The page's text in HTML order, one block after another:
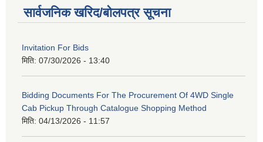
सार्वजनिक खरिद/बोलपत्र सूचना
Invitation For Bids
मिति: 07/30/2026 - 13:40
Bidding Documents For The Procurement Of 4WD Single
Cab Pickup Through Catalogue Shopping Method
मिति: 04/13/2026 - 11:57